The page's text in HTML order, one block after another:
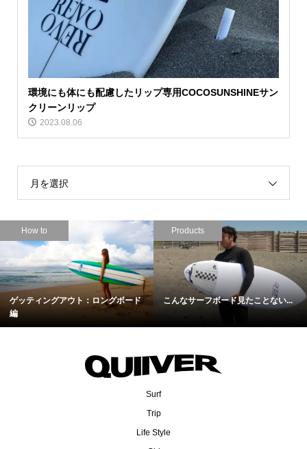
環境にも体にも配慮したリップ専用COCOSUNSHINEサン
クリーンリップ
2023.08.06
月を選択
How to
ゲッティングアウト：ロングボード
編
Products
こんなサーフボード見たことない...
Surf
Trip
Life Style